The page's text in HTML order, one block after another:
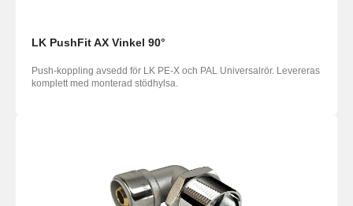
LK PushFit AX Vinkel 90°
Push-koppling avsedd för LK PE-X och PAL Universalrör. Levereras
komplett med monterad stödhylsa.